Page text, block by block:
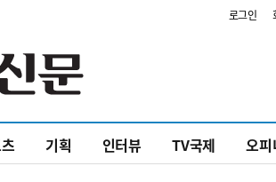
로그인
기획 인터뷰 TV국제 오피